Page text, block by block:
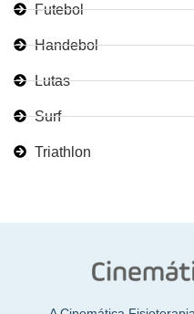
Futebol
Handebol
Lutas
Surf
Triathlon